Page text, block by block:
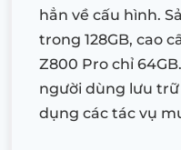
hẳn về cấu hình.
trong 128GB, cao
Z800 Pro chỉ
người dùng lưu
dụng các tác vụ